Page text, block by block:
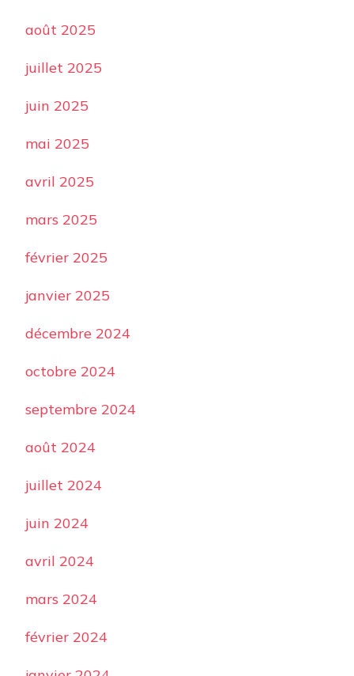
août 2025
juillet 2025
juin 2025
mai 2025
avril 2025
mars 2025
février 2025
janvier 2025
décembre 2024
octobre 2024
septembre 2024
août 2024
juillet 2024
juin 2024
avril 2024
mars 2024
février 2024